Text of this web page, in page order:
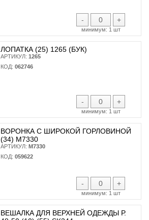
- +
минимум: 1 шт
ЛОПАТКА (25) 1265 (БУК)
АРТИКУЛ: 1265
КОД: 062746
- +
минимум: 1 шт
ВОРОНКА С ШИРОКОЙ ГОРЛОВИНОЙ
(34) М7330
АРТИКУЛ: М7330
КОД: 059622
- +
минимум: 1 шт
ВЕШАЛКА ДЛЯ ВЕРХНЕЙ ОДЕЖДЫ Р.